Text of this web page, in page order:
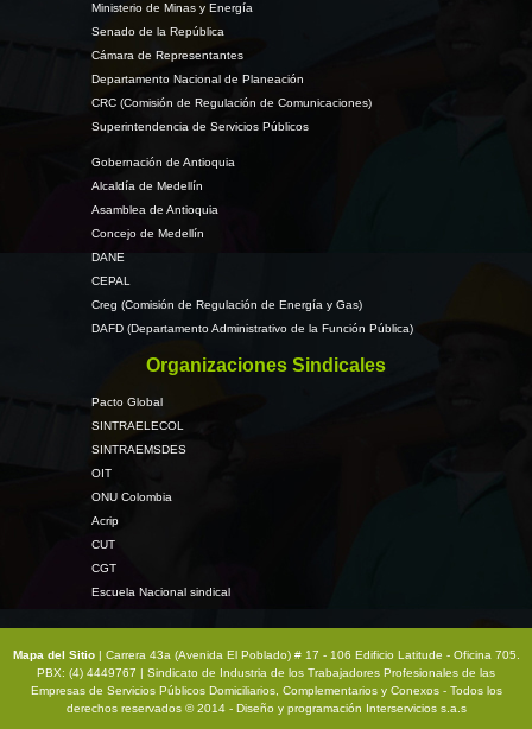
Ministerio de Minas y Energía
Senado de la República
Cámara de Representantes
Departamento Nacional de Planeación
CRC (Comisión de Regulación de Comunicaciones)
Superintendencia de Servicios Públicos
Gobernación de Antioquia
Alcaldía de Medellín
Asamblea de Antioquia
Concejo de Medellín
DANE
CEPAL
Creg (Comisión de Regulación de Energía y Gas)
DAFD (Departamento Administrativo de la Función Pública)
Organizaciones Sindicales
Pacto Global
SINTRAELECOL
SINTRAEMSDES
OIT
ONU Colombia
Acrip
CUT
CGT
Escuela Nacional sindical
Mapa del Sitio
| Carrera 43a (Avenida El Poblado) # 17 - 106 Edificio Latitude - Oficina 705.
PBX: (4) 4449767 | Sindicato de Industria de los Trabajadores Profesionales de las
Empresas de Servicios Públicos Domiciliarios, Complementarios y Conexos - Todos los
derechos reservados © 2014 - Diseño y programación
Interservicios s.a.s